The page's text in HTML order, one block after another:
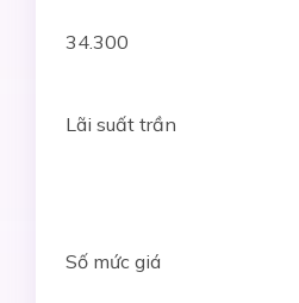
34.300
Lãi suất trần
Số mức giá